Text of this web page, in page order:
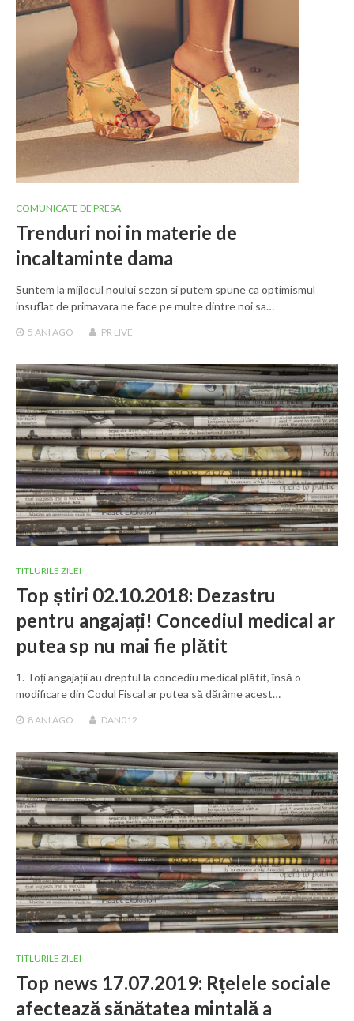
COMUNICATE DE PRESA
Trenduri noi in materie de
incaltaminte dama
Suntem la mijlocul noului sezon si putem spune ca optimismul
insuflat de primavara ne face pe multe dintre noi sa…
5 ANI AGO PR LIVE
TITLURILE ZILEI
Top știri 02.10.2018: Dezastru
pentru angajați! Concediul medical ar
putea sp nu mai fie plătit
1. Toți angajații au dreptul la concediu medical plătit, însă o
modificare din Codul Fiscal ar putea să dărâme acest…
8 ANI AGO DAN012
TITLURILE ZILEI
Top news 17.07.2019: Rțelele sociale
afectează sănătatea mintală a